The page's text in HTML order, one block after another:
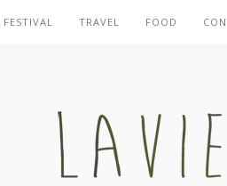
FESTIVAL TRAVEL FOOD